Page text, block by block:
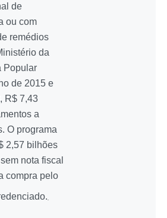
de
ou com
remédios
da
Popular
de 2015 e
R$ 7,43
a
O programa
2,57 bilhões
nota fiscal
compra pelo